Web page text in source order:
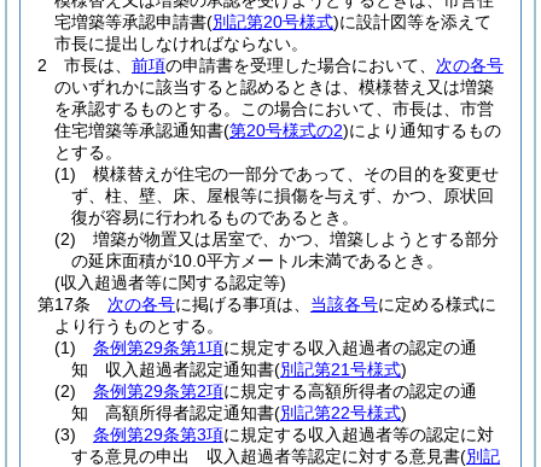
宅増築等承認申請書(別記第20号様式)に設計図等を添えて
市長に提出しなければならない。
2
市長は、 前項の申請書を受理した場合において、 次の各号
のいずれかに該当すると認めるときは、模様替え又は増築
を承認するものとする。
この場合において、市長は、市営
住宅増築等承認通知書(第20号様式の2)により通知するもの
とする。
(1)
模様替えが住宅の一部分であって、その目的を変更せ
ず、柱、壁、床、屋根等に損傷を与えず、かつ、原状回
復が容易に行われるものであるとき。
(2)
増築が物置又は居室で、かつ、増築しようとする部分
の延床面積が10.0平方メートル未満であるとき。
(収入超過者等に関する認定等)
第17条
次の各号に掲げる事項は、 当該各号に定める様式に
より行うものとする。
(1)
条例第29条第1項に規定する収入超過者の認定の通
知 収入超過者認定通知書(別記第21号様式)
(2)
条例第29条第2項に規定する高額所得者の認定の通
知 高額所得者認定通知書(別記第22号様式)
(3)
条例第29条第3項に規定する収入超過者等の認定に対
する意見の申出 収入超過者等認定に対する意見書(別記